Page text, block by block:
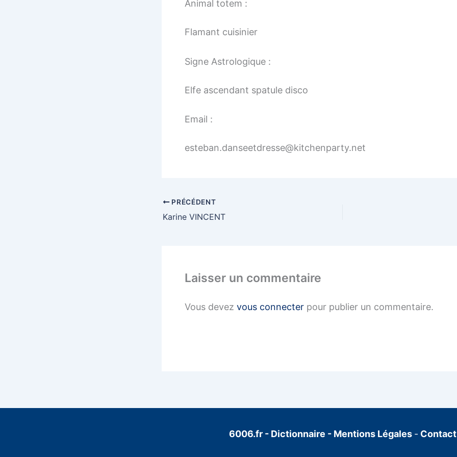
Animal totem :
Flamant cuisinier
Signe Astrologique :
Elfe ascendant spatule disco
Email :
esteban.danseetdresse@kitchenparty.net
PRÉCÉDENT
Karine VINCENT
Laisser un commentaire
Vous devez vous connecter pour publier un commentaire.
6006.fr - Dictionnaire - Mentions Légales - Contact